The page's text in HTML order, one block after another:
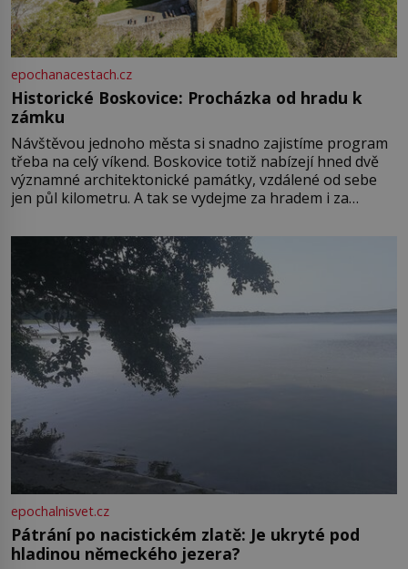
epochanacestach.cz
Historické Boskovice: Procházka od hradu k
zámku
Návštěvou jednoho města si snadno zajistíme program
třeba na celý víkend. Boskovice totiž nabízejí hned dvě
významné architektonické památky, vzdálené od sebe
jen půl kilometru. A tak se vydejme za hradem i za
Boskovice na okraji Drahanské vrchoviny vznikla někdy
ve13. století, a už v roce 1313 kronikáři zaznamenali
epochalnisvet.cz
Pátrání po nacistickém zlatě: Je ukryté pod
hladinou německého jezera?